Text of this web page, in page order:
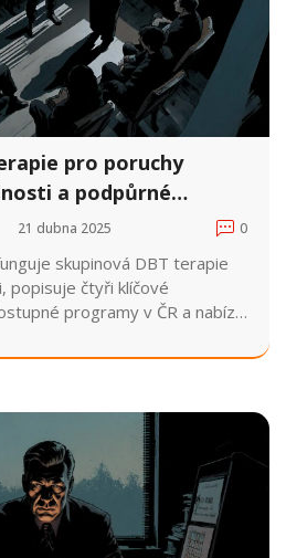
pro poruchy
a podpůrné
21 dubna 2025 0
skupinová DBT terapie
popisuje čtyři klíčové
programy v ČR a nabízí